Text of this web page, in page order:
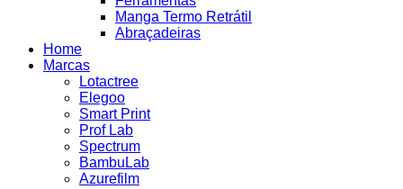
Manga Termo Retrátil
Abraçadeiras
Home
Marcas
Lotactree
Elegoo
Smart Print
Prof Lab
Spectrum
BambuLab
Azurefilm